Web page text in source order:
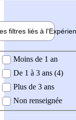
filtres liés à l'
demandée
Moins de 1 an
De 1 à 3 ans (4)
Plus de 3 ans
Non renseignée